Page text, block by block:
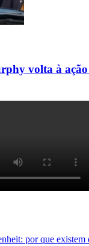
volta à